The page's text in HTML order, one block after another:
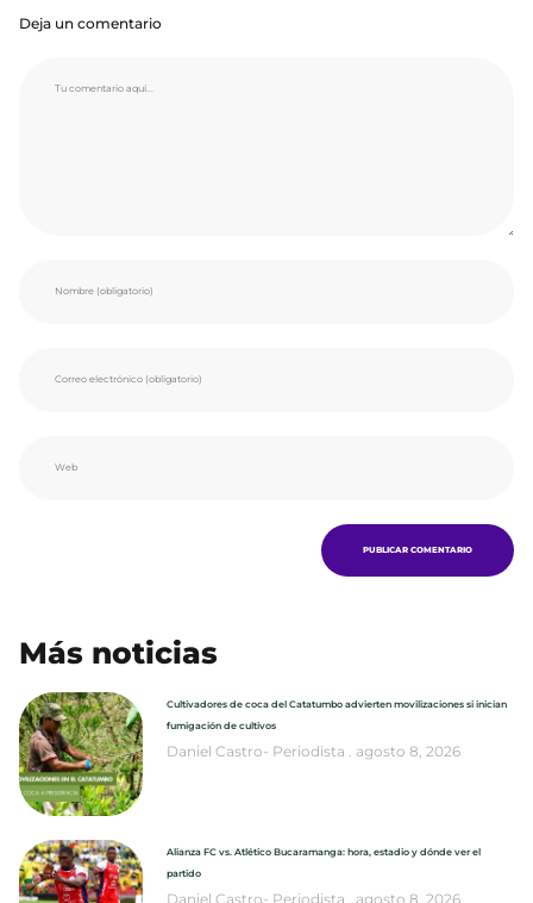
Deja un comentario
Más noticias
Cultivadores de coca del Catatumbo advierten movilizaciones si inician
fumigación de cultivos
Daniel Castro- Periodista agosto 8, 2026
Alianza FC vs. Atlético Bucaramanga: hora, estadio y dónde ver el
partido
Daniel Castro- Periodista agosto 8, 2026